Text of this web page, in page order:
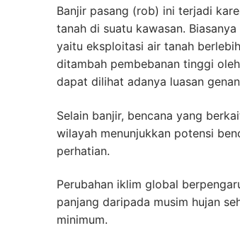
Banjir pasang (rob) ini terjadi
tanah di suatu kawasan.
yaitu eksploitasi air tanah
ditambah pembebanan tinggi
dapat dilihat adanya luasan
Selain banjir, bencana yang
wilayah menunjukkan potensi
perhatian.
Perubahan iklim global
panjang daripada musim hujan
minimum.